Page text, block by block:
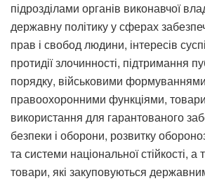
підрозділами органів виконавчої
державну політику у сферах
прав і свобод людини, інтересів
протидії злочинності, підтримання
порядку, військовими
правоохоронними функціями,
використання для гарантованого
безпеки і оборони, розвитку
та системи національної стійкості, а
товари, які закуповуються